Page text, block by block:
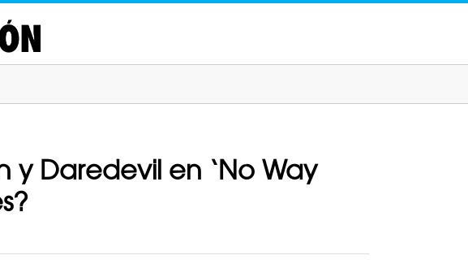
y Daredevil en ‘No Way